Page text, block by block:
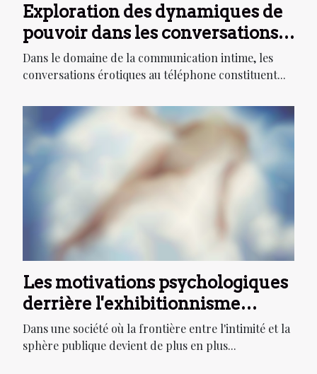
Exploration des dynamiques de
pouvoir dans les conversations
érotiques au téléphone
Dans le domaine de la communication intime, les
conversations érotiques au téléphone constituent...
Les motivations psychologiques
derrière l'exhibitionnisme
amateur et leur impact sur les
relations intimes
Dans une société où la frontière entre l'intimité et la
sphère publique devient de plus en plus...